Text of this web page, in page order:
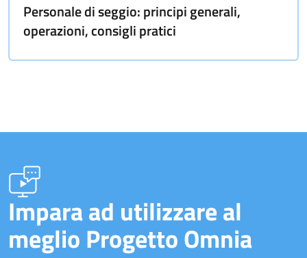
Personale di seggio: principi generali,
operazioni, consigli pratici
Impara ad utilizzare al
meglio Progetto Omnia